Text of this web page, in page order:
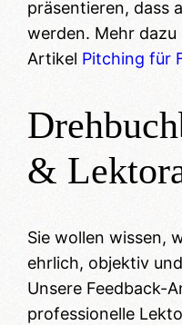
präsentieren, dass
werden. Mehr dazu
Artikel Pitching für
&
Sie wollen wissen,
ehrlich, objektiv
Unsere Feedback-
professionelle